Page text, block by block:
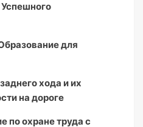
для
хода и их
на дороге
по охране труда с